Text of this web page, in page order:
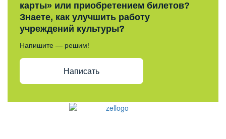
карты» или приобретением билетов?
Знаете, как улучшить работу
учреждений культуры?
Напишите — решим!
Написать